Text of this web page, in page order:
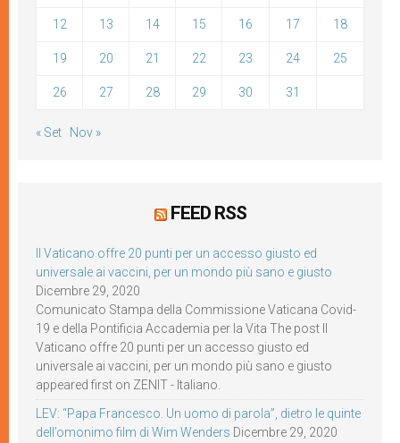
12 13 14 15 16 17 18
19 20 21 22 23 24 25
26 27 28 29 30 31
« Set Nov »
FEED RSS
Il Vaticano offre 20 punti per un accesso giusto ed
universale ai vaccini, per un mondo più sano e giusto
Dicembre 29, 2020
Comunicato Stampa della Commissione Vaticana Covid-
19 e della Pontificia Accademia per la Vita The post Il
Vaticano offre 20 punti per un accesso giusto ed
universale ai vaccini, per un mondo più sano e giusto
appeared first on ZENIT - Italiano.
LEV: “Papa Francesco. Un uomo di parola”, dietro le quinte
dell’omonimo film di Wim Wenders Dicembre 29, 2020